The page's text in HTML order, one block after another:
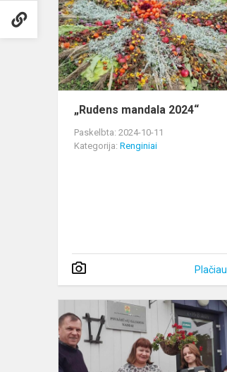
„Rudens mandala 2024“
Paskelbta: 2024-10-11
Kategorija: Renginiai
Plačiau